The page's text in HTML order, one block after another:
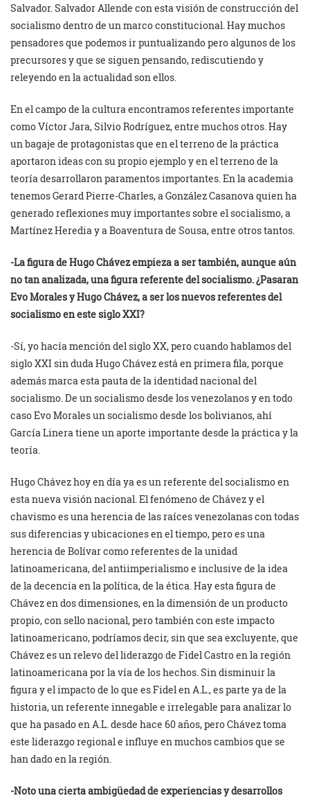
Salvador. Salvador Allende con esta visión de construcción del
socialismo dentro de un marco constitucional. Hay muchos
pensadores que podemos ir puntualizando pero algunos de los
precursores y que se siguen pensando, rediscutiendo y
releyendo en la actualidad son ellos.
En el campo de la cultura encontramos referentes importante
como Víctor Jara, Silvio Rodríguez, entre muchos otros. Hay
un bagaje de protagonistas que en el terreno de la práctica
aportaron ideas con su propio ejemplo y en el terreno de la
teoría desarrollaron paramentos importantes. En la academia
tenemos Gerard Pierre-Charles, a González Casanova quien ha
generado reflexiones muy importantes sobre el socialismo, a
Martínez Heredia y a Boaventura de Sousa, entre otros tantos.
-La figura de Hugo Chávez empieza a ser también, aunque aún
no tan analizada, una figura referente del socialismo. ¿Pasaran
Evo Morales y Hugo Chávez, a ser los nuevos referentes del
socialismo en este siglo XXI?
-Sí, yo hacía mención del siglo XX, pero cuando hablamos del
siglo XXI sin duda Hugo Chávez está en primera fila, porque
además marca esta pauta de la identidad nacional del
socialismo. De un socialismo desde los venezolanos y en todo
caso Evo Morales un socialismo desde los bolivianos, ahí
García Linera tiene un aporte importante desde la práctica y la
teoría.
Hugo Chávez hoy en día ya es un referente del socialismo en
esta nueva visión nacional. El fenómeno de Chávez y el
chavismo es una herencia de las raíces venezolanas con todas
sus diferencias y ubicaciones en el tiempo, pero es una
herencia de Bolívar como referentes de la unidad
latinoamericana, del antiimperialismo e inclusive de la idea
de la decencia en la política, de la ética. Hay esta figura de
Chávez en dos dimensiones, en la dimensión de un producto
propio, con sello nacional, pero también con este impacto
latinoamericano, podríamos decir, sin que sea excluyente, que
Chávez es un relevo del liderazgo de Fidel Castro en la región
latinoamericana por la vía de los hechos. Sin disminuir la
figura y el impacto de lo que es Fidel en A.L., es parte ya de la
historia, un referente innegable e irrelegable para analizar lo
que ha pasado en A.L. desde hace 60 años, pero Chávez toma
este liderazgo regional e influye en muchos cambios que se
han dado en la región.
-Noto una cierta ambigüedad de experiencias y desarrollos